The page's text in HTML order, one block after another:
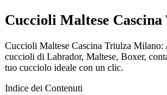
Cuccioli Maltese
Cuccioli Maltese Cascina Triulza
cuccioli di Labrador, Maltese, Boxer,
tuo cucciolo ideale con un clic.
Indice dei Contenuti